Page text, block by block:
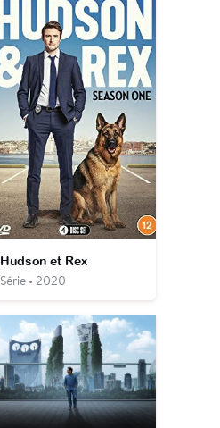
Hudson et Rex
Série • 2020